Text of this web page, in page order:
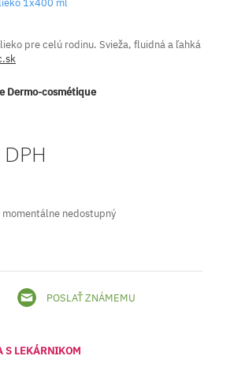
pre celú rodinu. Svieža, fluidná a ľahká
Dermo-cosmétique
nedostupný
POSLAŤ ZNÁMEMU
S LEKÁRNIKOM